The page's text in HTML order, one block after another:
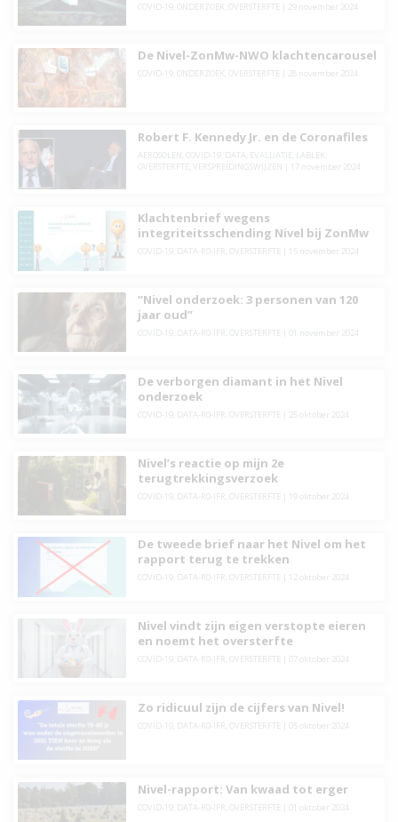
COVID-19, ONDERZOEK OVERSTERFTE 29 november 2024
De Nivel-ZonMw-NWO klachtencarousel
COVID-19, ONDERZOEK OVERSTERFTE 28 november 2024
Robert F. Kennedy Jr. en de Coronafiles
AEROSOLEN COVID-19, DATA EVALUATIE LABLEK
OVERSTERFTE
VERSPREIDINGSWIJZEN 17 november 2024
Klachtenbrief wegens
integriteitsschending Nivel bij ZonMw
COVID-19, DATA-R0-IFR OVERSTERFTE 15 november 2024
“Nivel onderzoek: 3 personen van 120
jaar oud”
COVID-19, DATA-R0-IFR OVERSTERFTE 01 november 2024
De verborgen diamant in het Nivel
onderzoek
COVID-19, DATA-R0-IFR OVERSTERFTE 25 oktober 2024
Nivel’s reactie op mijn 2e
terugtrekkingsverzoek
COVID-19, DATA-R0-IFR OVERSTERFTE 19 oktober 2024
De tweede brief naar het Nivel om het
rapport terug te trekken
COVID-19, DATA-R0-IFR OVERSTERFTE 12 oktober 2024
Nivel vindt zijn eigen verstopte eieren
en noemt het oversterfte
COVID-19, DATA-R0-IFR OVERSTERFTE 07 oktober 2024
Zo ridicuul zijn de cijfers van Nivel!
COVID-19, DATA-R0-IFR OVERSTERFTE 05 oktober 2024
Nivel-rapport: Van kwaad tot erger
COVID-19, DATA-R0-IFR OVERSTERFTE 01 oktober 2024